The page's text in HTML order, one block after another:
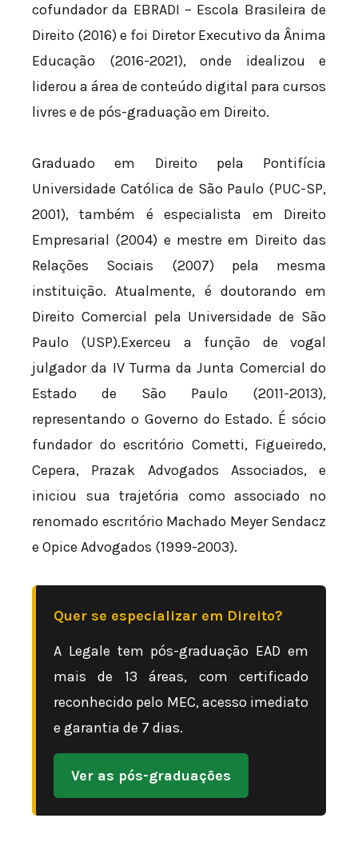
cofundador da EBRADI – Escola Brasileira de
Direito (2016) e foi Diretor Executivo da Ânima
Educação (2016-2021), onde idealizou e
liderou a área de conteúdo digital para cursos
livres e de pós-graduação em Direito.
Graduado em Direito pela Pontifícia
Universidade Católica de São Paulo (PUC-SP,
2001), também é especialista em Direito
Empresarial (2004) e mestre em Direito das
Relações Sociais (2007) pela mesma
instituição. Atualmente, é doutorando em
Direito Comercial pela Universidade de São
Paulo (USP).Exerceu a função de vogal
julgador da IV Turma da Junta Comercial do
Estado de São Paulo (2011-2013),
representando o Governo do Estado. É sócio
fundador do escritório Cometti, Figueiredo,
Cepera, Prazak Advogados Associados, e
iniciou sua trajetória como associado no
renomado escritório Machado Meyer Sendacz
e Opice Advogados (1999-2003).
Quer se especializar em Direito?
A Legale tem pós-graduação EAD em
mais de 13 áreas, com certificado
reconhecido pelo MEC, acesso imediato
e garantia de 7 dias.
Ver as pós-graduações